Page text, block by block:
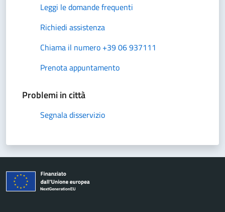
Leggi le domande frequenti
Richiedi assistenza
Chiama il numero +39 06 937111
Prenota appuntamento
Problemi in città
Segnala disservizio